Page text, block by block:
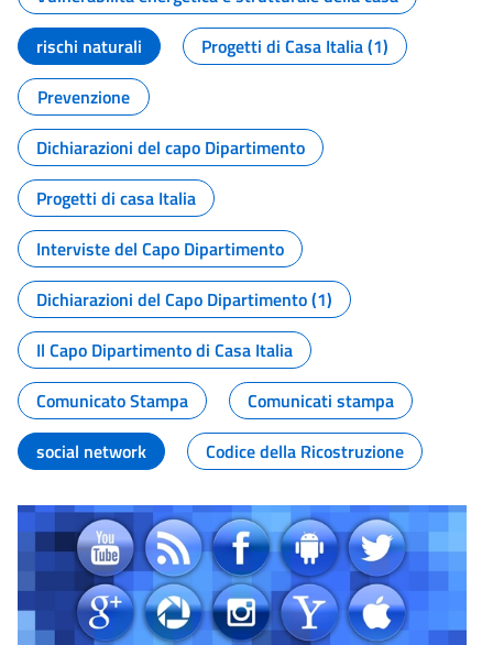
rischi naturali
Progetti di Casa Italia (1)
Prevenzione
Dichiarazioni del capo Dipartimento
Progetti di casa Italia
Interviste del Capo Dipartimento
Dichiarazioni del Capo Dipartimento (1)
Il Capo Dipartimento di Casa Italia
Comunicato Stampa
Comunicati stampa
social network
Codice della Ricostruzione